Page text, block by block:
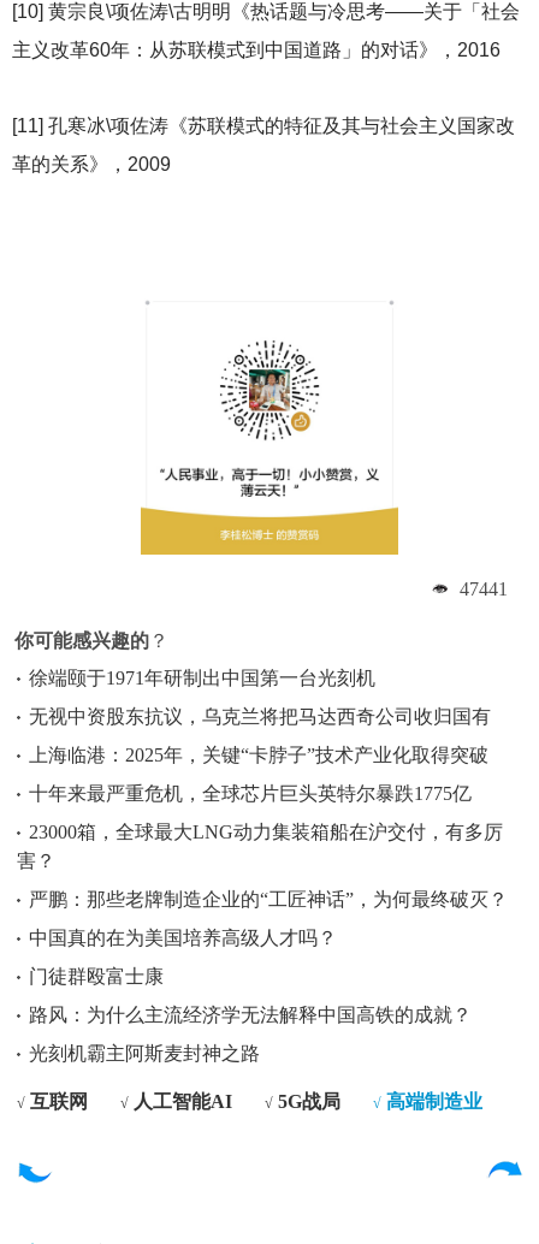
[10] 黄宗良\项佐涛\古明明《热话题与冷思考——关于「社会
主义改革60年：从苏联模式到中国道路」的对话》，2016
[11] 孔寒冰\项佐涛《苏联模式的特征及其与社会主义国家改
革的关系》，2009
47441
你可能感兴趣的 ？
徐端颐于1971年研制出中国第一台光刻机
无视中资股东抗议，乌克兰将把马达西奇公司收归国有
上海临港：2025年，关键“卡脖子”技术产业化取得突破
十年来最严重危机，全球芯片巨头英特尔暴跌1775亿
23000箱，全球最大LNG动力集装箱船在沪交付，有多厉
害？
严鹏：那些老牌制造企业的“工匠神话”，为何最终破灭？
中国真的在为美国培养高级人才吗？
门徒群殴富士康
路风：为什么主流经济学无法解释中国高铁的成就？
光刻机霸主阿斯麦封神之路
√ 互联网 √ 人工智能AI √ 5G战局 √ 高端制造业